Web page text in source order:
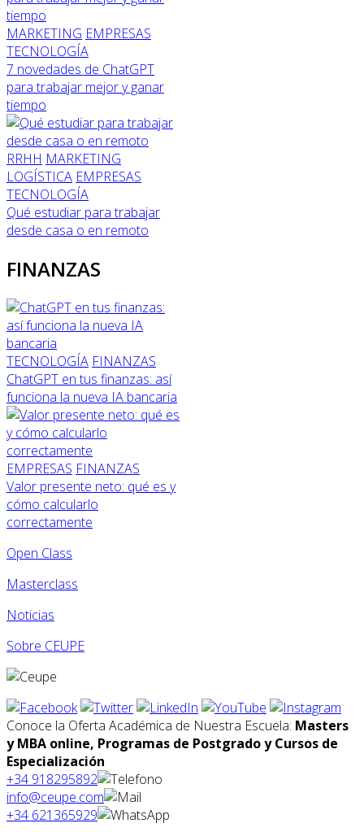
MARKETING EMPRESAS
TECNOLOGÍA
7 novedades de ChatGPT
para trabajar mejor y ganar
tiempo
RRHH MARKETING
LOGÍSTICA EMPRESAS
TECNOLOGÍA
Qué estudiar para trabajar
desde casa o en remoto
FINANZAS
TECNOLOGÍA FINANZAS
ChatGPT en tus finanzas: así
funciona la nueva IA bancaria
EMPRESAS FINANZAS
Valor presente neto: qué es y
cómo calcularlo
correctamente
Open Class
Masterclass
Noticias
Sobre CEUPE
Conoce la Oferta Académica de Nuestra Escuela: Masters
y MBA online, Programas de Postgrado y Cursos de
Especialización
+34 918295892
info@ceupe.com
+34 621365929